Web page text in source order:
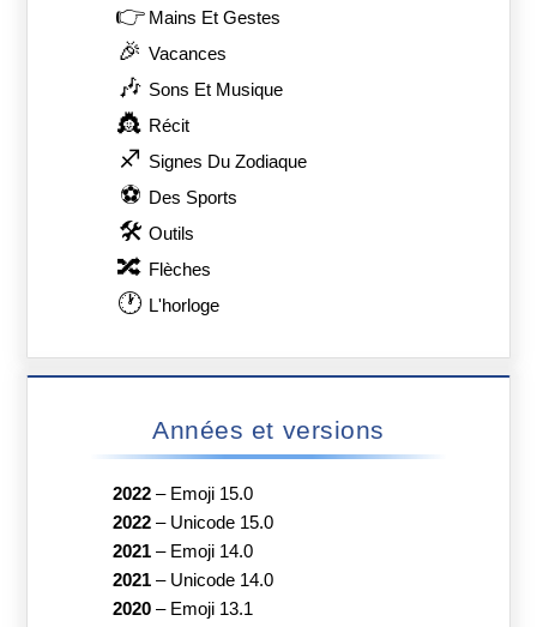
👉 Mains Et Gestes
🎉 Vacances
🎶 Sons Et Musique
👸 Récit
♐ Signes Du Zodiaque
⚽ Des Sports
🛠 Outils
🔀 Flèches
🕐 L'horloge
Années et versions
2022– Emoji 15.0
2022– Unicode 15.0
2021– Emoji 14.0
2021– Unicode 14.0
2020– Emoji 13.1